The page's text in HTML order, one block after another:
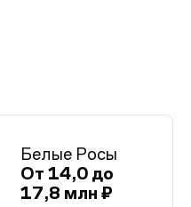
Белые Росы
От 14,0 до
17,8 млн ₽